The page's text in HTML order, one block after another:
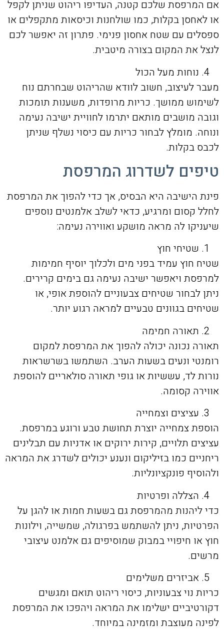
אם המרפסת שלכם קטנה, העדיפו ריהוט שניתן לקפל
או לאחסן בקלות, כמו שולחנות וכיסאות מתקפלים או
ספסלים עם שטח אחסון פנימי. פתרון זה יאפשר לכם
לנצל את המקום בצורה מיטבית.
נוחות מעל הכול
מעבר לעיצוב, חשוב לוודא שהריהוט שבחרתם נוח
לשימוש ממושך. כריות מרופדות, משענות תומכות
וגובה מושבים מותאם יתרמו לחוויית ישיבה נעימה
ונוחה. מומלץ לבחור כריות עם כיסוי נשלף שניתן
לכבס בקלות.
טיפים לשדרוג המרפסת
פינת הישיבה היא הבסיס, אך כדי להפוך את המרפסת
לחלל קסום ומרגיע, כדאי לשלב אלמנטים נוספים
שיעניקו לה מראה מושקע ואווירה נעימה:
שטיחי חוץ
שטיח חוץ עמיד בפני מים ולכלוך יוסיף חמימות
למרפסת ויאפשר ישיבה נעימה גם בימים קרירים.
ניתן לבחור שטיחים צבעוניים להוספת אופי, או
שטיחים בגוונים טבעיים למראה רגוע יותר.
תאורה חמימה
תאורה נכונה יכולה להפוך את המרפסת למקום
רומנטי ונעים בשעות הערב. השתמשו בשרשראות
נורות לד, עששיות או גופי תאורה סולאריים להוספת
אווירה קסומה.
עציצים וצמחייה
הוספת צמחייה יוצרת תחושת טבע ורוגע במרפסת.
עציצים תלויים, קירות ירוקים או אדניות עם תבלינים
ריחניים כמו בזיליקום ונענע יכולים לשדרג את המראה
ולהוסיף פונקציונליות.
הצללה ופרטיות
כדי ליהנות מהמרפסת גם בשעות חמות או להגן על
הפרטיות, ניתן להשתמש בפרגולה, שמשייה, וילונות
חוץ או חיפויי במבוק שמוסיפים גם אלמנט עיצובי
מרשים.
אביזרים משלימים
כריות נוי צבעוניות, כיסוי ריהוט תואם ומגשים
דקורטיביים ישלימו את המראה ויהפכו את המרפסת
לפינה מעוצבת ומזמינה במיוחד.